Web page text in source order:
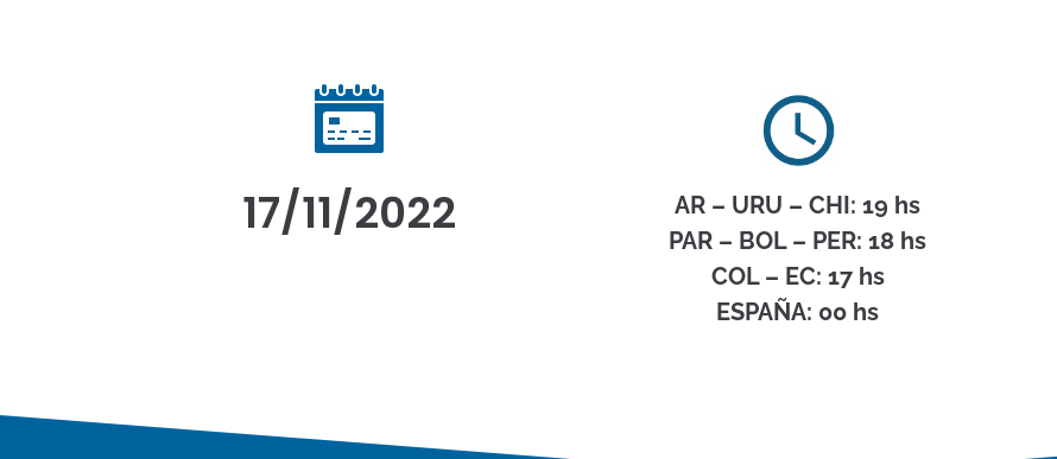
17/11/2022
AR – URU – CHI: 19 hs
PAR – BOL – PER: 18 hs
COL – EC: 17 hs
ESPAÑA: 00 hs